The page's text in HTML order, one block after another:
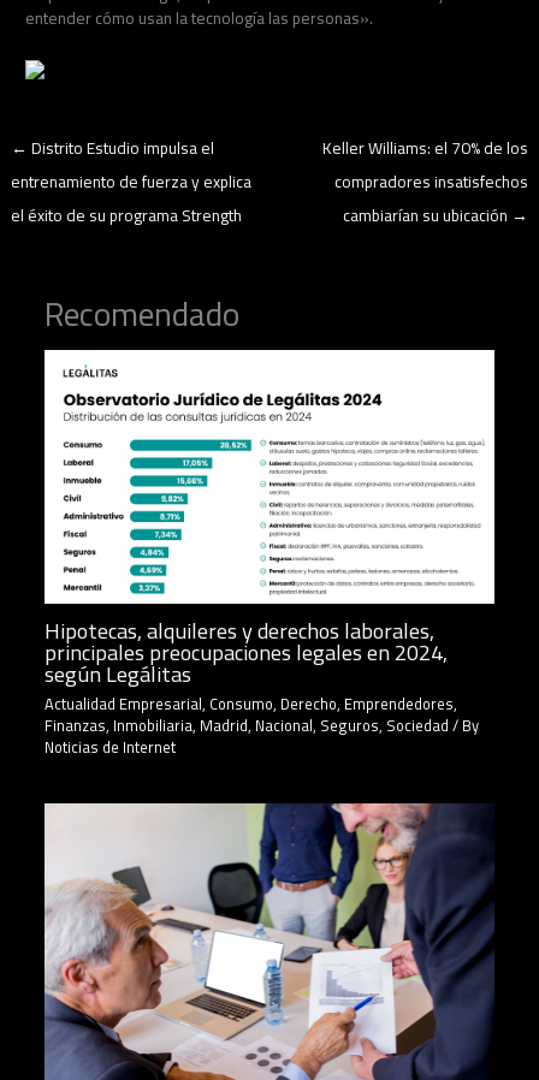
entender cómo usan la tecnología las personas».
←Distrito Estudio impulsa el
entrenamiento de fuerza y explica
el éxito de su programa Strength
Keller Williams: el 70% de los
compradores insatisfechos
cambiarían su ubicación →
Recomendado
Hipotecas, alquileres y derechos laborales,
principales preocupaciones legales en 2024,
según Legálitas
Actualidad Empresarial, Consumo, Derecho, Emprendedores,
Finanzas, Inmobiliaria, Madrid, Nacional, Seguros, Sociedad/ By
Noticias de Internet